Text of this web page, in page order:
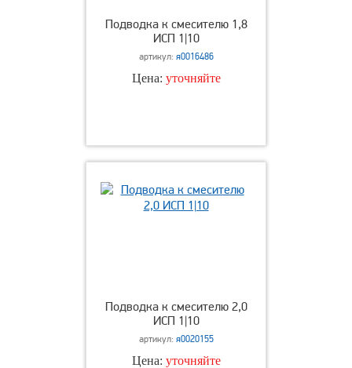
Подводка к смесителю 1,8
ИСП 1|10
артикул: я0016486
Цена: уточняйте
Подводка к смесителю 2,0
ИСП 1|10
артикул: я0020155
Цена: уточняйте